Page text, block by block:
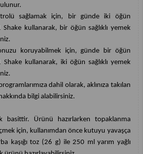
sağlamak için, bir günde iki öğün
Shake kullanarak, bir öğün sağlıklı yemek
koruyabilmek için, günde bir öğün
Shake kullanarak, iki öğün sağlıklı yemek
dahil olarak, aklınıza takılan
bilgi alabilirsiniz.
basittir. Ürünü hazırlarken topaklanma
için, kullanımdan önce kutuyu yavaşça
kaşığı toz (26 g) ile 250 ml yarım yağlı